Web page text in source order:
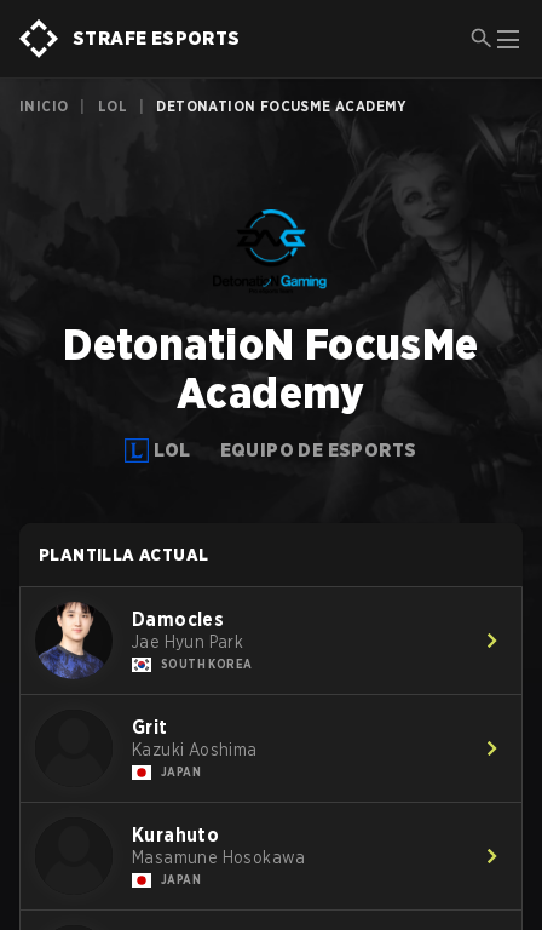
STRAFE ESPORTS
INICIO LOL DETONATION FOCUSME ACADEMY
DetonatioN FocusMe
Academy
LOL EQUIPO DE ESPORTS
PLANTILLA ACTUAL
Damocles
Jae Hyun Park
SOUTH KOREA
Grit
Kazuki Aoshima
JAPAN
Kurahuto
Masamune Hosokawa
JAPAN